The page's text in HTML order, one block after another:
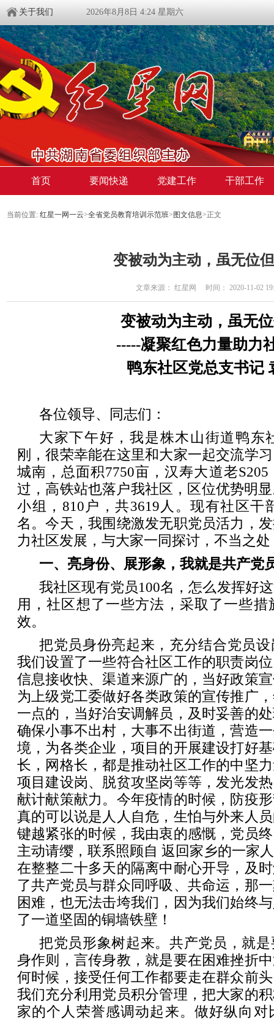
关于我们 2026年8月8日 4:24 星期六
首页 要闻快递 党建工作 干部工作
当前位置: 红星一网一云>全省党员教育培训示范班> 图文信息>正文
变被动为主动，虽无位
文章来源： 红星网 时间： 2020-11-02
变被动为主动，虽无
-----凝聚红色力量助力
鸭东社区党总支书记
各位领导、同志们：
大家下午好，我是株木山街道鸭东
刚，很荣幸能在这里和大家一起交流学
城南，总面积7750亩，汉寿大道老
过，高铁站也落户我社区，区位优势明
小组，810户，共3619人。现有社区干
名。今天，我围绕激发无职党员活力，
力社区发展，与大家一同探讨，不当之
一、亮身份、展形象，我就是共产党
我社区现有党员100名，怎么发挥好
用，社区想了一些方法，采取了一些
效。
把党员身份亮起来，充分结合党员
我们设置了一些符合社区工作的职责岗
信息接收快、渠道来源广的，当好政策
为上级党工委做好各类政策的宣传推广
一点的，当好治安调解员，及时妥善的
确保小事不出村，大事不出街道，营造
境，为各类企业，项目的开展建设打好
长，网格长，都是推动社区工作的中坚
项目建设岗、脱贫攻坚岗等等，发光发
献计献策献力。今年疫情的时候，防疫
真的可以说是人人自危，生怕与外来人
键越紧张的时候，我由衷的感慨，党员
主动请缨，联系照顾自 返回家乡的一家
在整整二十多天的隔离中耐心开导，及
了共产党员与群众同呼吸、共命运，那
困难，也无法击垮我们，因为我们始终
了一道坚固的铜墙铁壁！
把党员形象树起来。共产党员，就
身作则，言传身教，就是要在困难挫折
何时候，接受任何工作都要走在群众前
我们充分利用党员积分管理，把大家的
家的个人荣誉感调动起来。做好纵向对